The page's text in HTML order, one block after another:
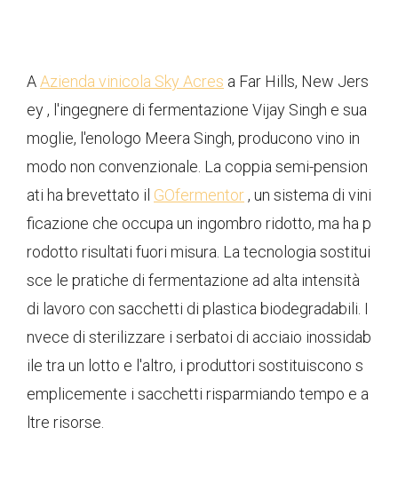
AAzienda vinicola Sky Acres a Far Hills, New Jers
ey , l'ingegnere di fermentazione Vijay Singh e sua
moglie, l'enologo Meera Singh, producono vino in
modo non convenzionale. La coppia semi-pension
ati ha brevettato il GOfermentor, un sistema di vini
ficazione che occupa un ingombro ridotto, ma ha p
rodotto risultati fuori misura. La tecnologia sostitui
sce le pratiche di fermentazione ad alta intensità
di lavoro con sacchetti di plastica biodegradabili. I
nvece di sterilizzare i serbatoi di acciaio inossidab
ile tra un lotto e l'altro, i produttori sostituiscono s
emplicemente i sacchetti risparmiando tempo e a
ltre risorse.